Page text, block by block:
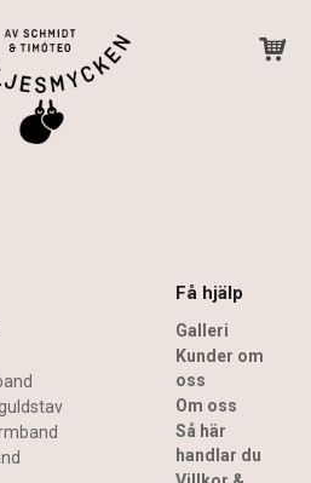
Få hjälp
Galleri
Kunder om
oss
Om oss
Så här
handlar du